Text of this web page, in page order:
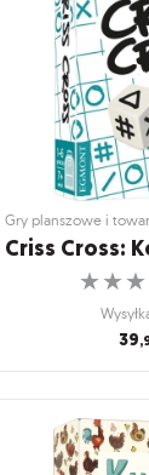
☆
☆
☆
☆
☆
☆
39
Criss Cross:
Wykreślanka